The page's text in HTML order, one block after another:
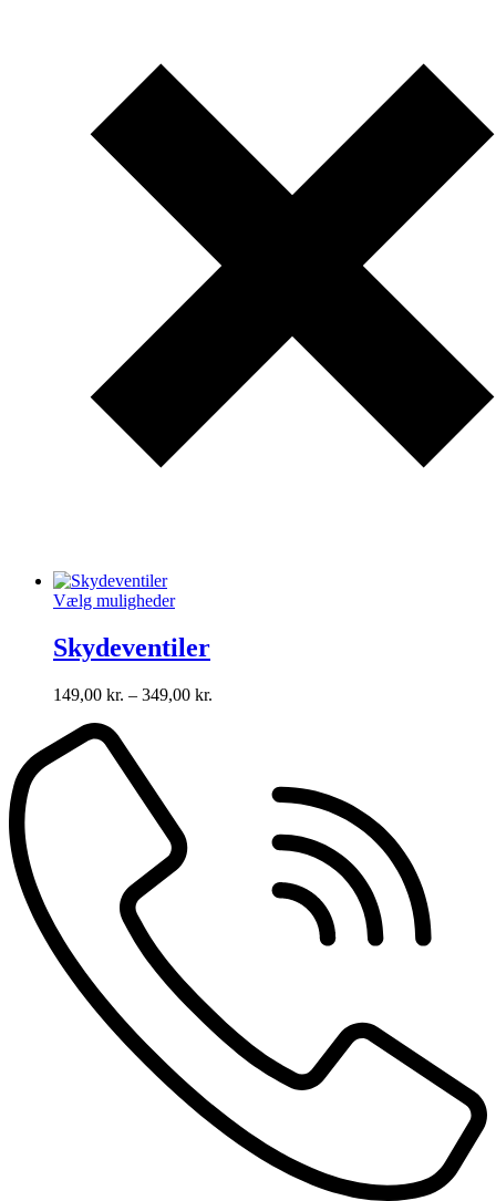
Vælg muligheder
Skydeventiler
149,00 kr. – 349,00 kr.